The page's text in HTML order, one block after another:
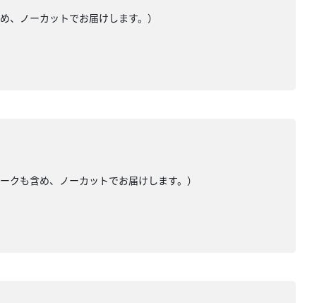
ノーカットでお届けします。）
も含め、ノーカットでお届けします。）